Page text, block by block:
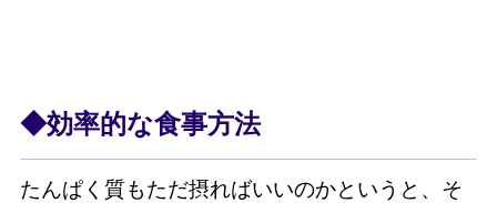
◆効率的な食事方法
たんぱく質もただ摂ればいいのかというと、そ